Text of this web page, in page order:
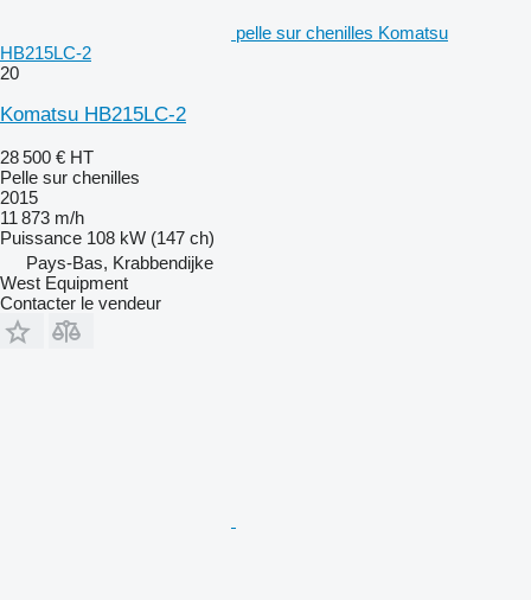
pelle sur chenilles Komatsu
HB215LC-2
20
Komatsu HB215LC-2
28 500 € HT
Pelle sur chenilles
2015
11 873 m/h
Puissance 108 kW (147 ch)
Pays-Bas, Krabbendijke
West Equipment
Contacter le vendeur